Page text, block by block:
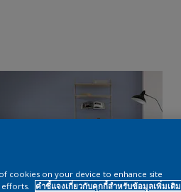
cookies on your device to enhance site
คำชี้แจงเกี่ยวกับคุกกี้สำหรับข้อมูลเพิ่มเติม